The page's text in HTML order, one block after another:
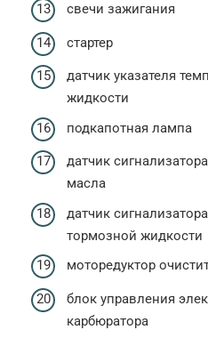
свечи зажигания
стартер
датчик указателя
жидкости
подкапотная лампа
датчик
масла
датчик
тормозной жидкости
моторедуктор
блок управления
карбюратора